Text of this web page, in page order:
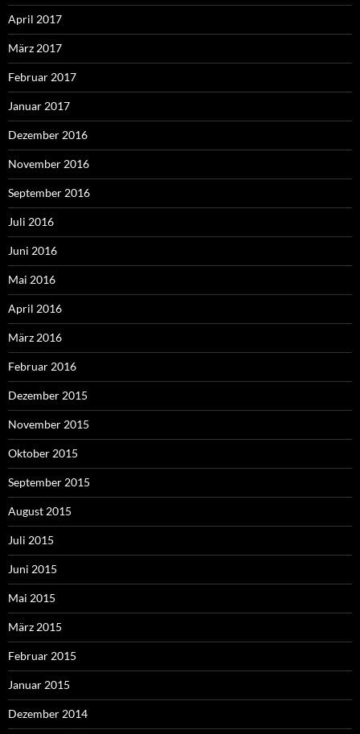
April 2017
März 2017
Februar 2017
Januar 2017
Dezember 2016
November 2016
September 2016
Juli 2016
Juni 2016
Mai 2016
April 2016
März 2016
Februar 2016
Dezember 2015
November 2015
Oktober 2015
September 2015
August 2015
Juli 2015
Juni 2015
Mai 2015
März 2015
Februar 2015
Januar 2015
Dezember 2014